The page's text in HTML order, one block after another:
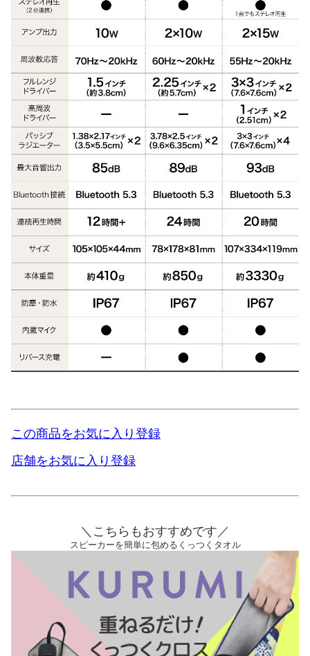
この商品をお気に入り登録
店舗をお気に入り登録
＼こちらもおすすめです／
スピーカーを簡単に包めるくっつくタオル